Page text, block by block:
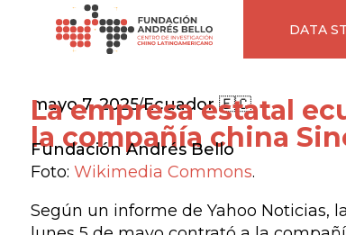
DATA
mayo 7, 2025/Ecuador 🇪🇨
La empresa estatal
la compañía china
Fundación Andrés Bello
Foto: Wikimedia Commons.
Según un informe de Yahoo Noticias,